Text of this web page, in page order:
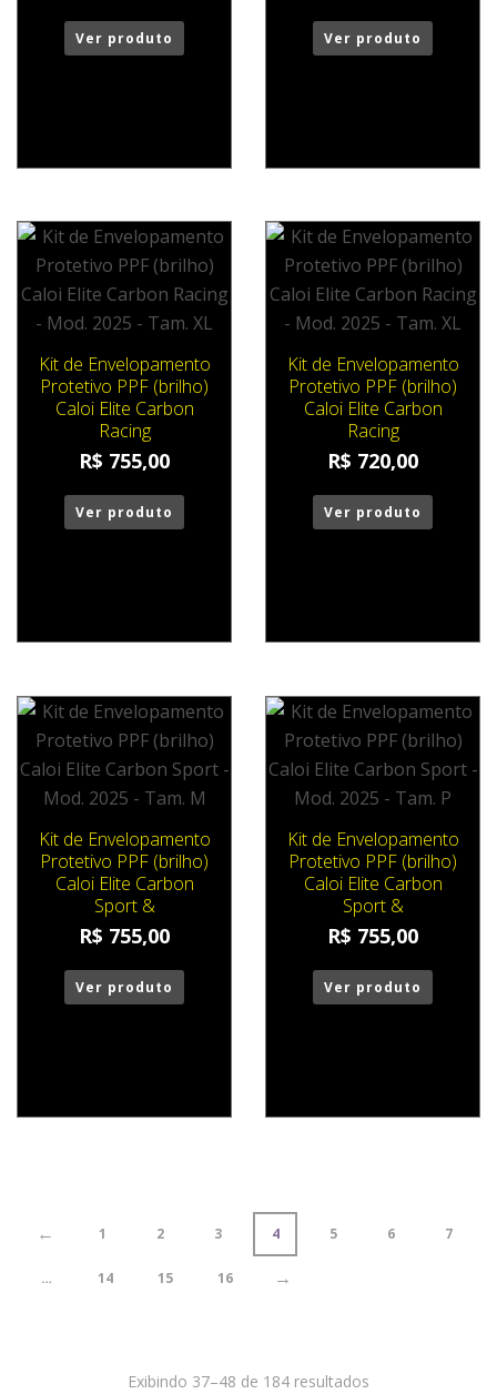
Ver produto Ver produto
Kit de Envelopamento
Protetivo PPF (brilho)
Caloi Elite Carbon
Racing
R$ 755,00
Ver produto
Kit de Envelopamento
Protetivo PPF (brilho)
Caloi Elite Carbon
Racing
R$ 720,00
Ver produto
Kit de Envelopamento
Protetivo PPF (brilho)
Caloi Elite Carbon
Sport &
R$ 755,00
Ver produto
Kit de Envelopamento
Protetivo PPF (brilho)
Caloi Elite Carbon
Sport &
R$ 755,00
Ver produto
← 1 2 3 4 5 6 7
… 14 15 16 →
Exibindo 37–48 de 184 resultados